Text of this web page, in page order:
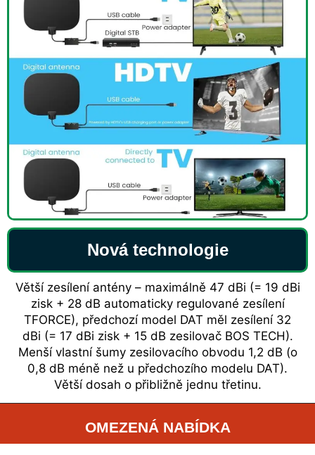
Nová technologie
Větší zesílení antény – maximálně 47 dBi (= 19 dBi
zisk + 28 dB automaticky regulované zesílení
TFORCE), předchozí model DAT měl zesílení 32
dBi (= 17 dBi zisk + 15 dB zesilovač BOS TECH).
Menší vlastní šumy zesilovacího obvodu 1,2 dB (o
0,8 dB méně než u předchozího modelu DAT).
Větší dosah o přibližně jednu třetinu.
OMEZENÁ NABÍDKA